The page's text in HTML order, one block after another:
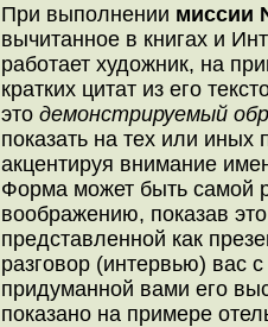
При выполнении миссии
вычитанное в книгах и
работает художник, на
кратких цитат из его
это демонстрируемый
показать на тех или иных
акцентируя внимание
Форма может быть самой
воображению, показав
представленной как
разговор (интервью) вас
придуманной вами его
показано на примере